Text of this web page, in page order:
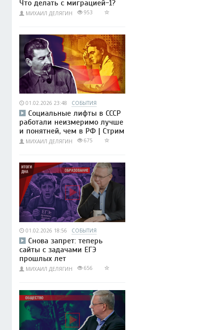
Что делать с миграцией-1?
МИХАИЛ ДЕЛЯГИН 953
01.02.2026 23:48 СОБЫТИЯ
Социальные лифты в СССР
работали неизмеримо лучше
и понятней, чем в РФ | Стрим
МИХАИЛ ДЕЛЯГИН 675
01.02.2026 18:56 СОБЫТИЯ
Снова запрет: теперь
сайты с задачами ЕГЭ
прошлых лет
МИХАИЛ ДЕЛЯГИН 656